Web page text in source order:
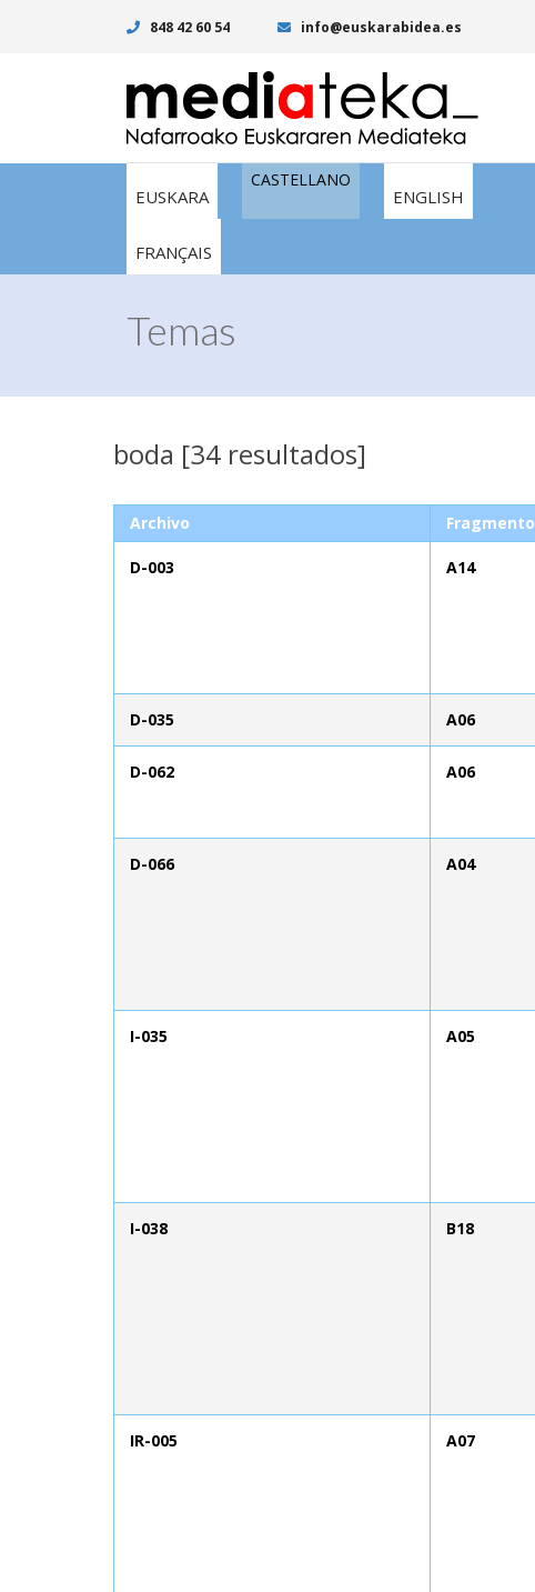
848 42 60 54 info@euskarabidea.es
EUSKARA
CASTELLANO
ENGLISH
FRANÇAIS
Temas
boda [34 resultados]
Archivo Fragmento
D-003 A14
D-035 A06
D-062 A06
D-066 A04
I-035 A05
I-038 B18
IR-005 A07